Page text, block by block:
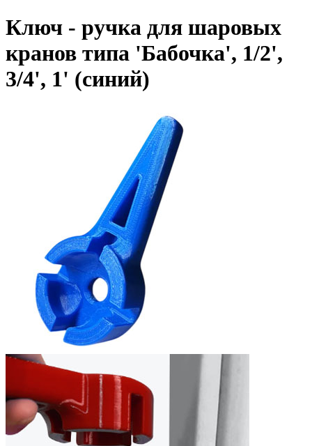
Ключ - ручка для шаровых
кранов типа 'Бабочка', 1/2',
3/4', 1' (синий)